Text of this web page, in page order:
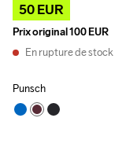
50 EUR
Prix original100 EUR
En rupture de stock
Punsch